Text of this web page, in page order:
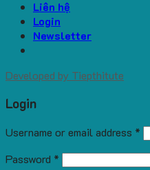
Liên hệ
Login
Newsletter
Developed by Tiepthitute
Login
Username or email address *
Password *